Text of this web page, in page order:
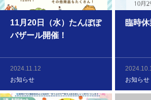
11月20日（水）たんぽぽ
バザール開催！
2024.11.12
お知らせ
臨時
お知らせ